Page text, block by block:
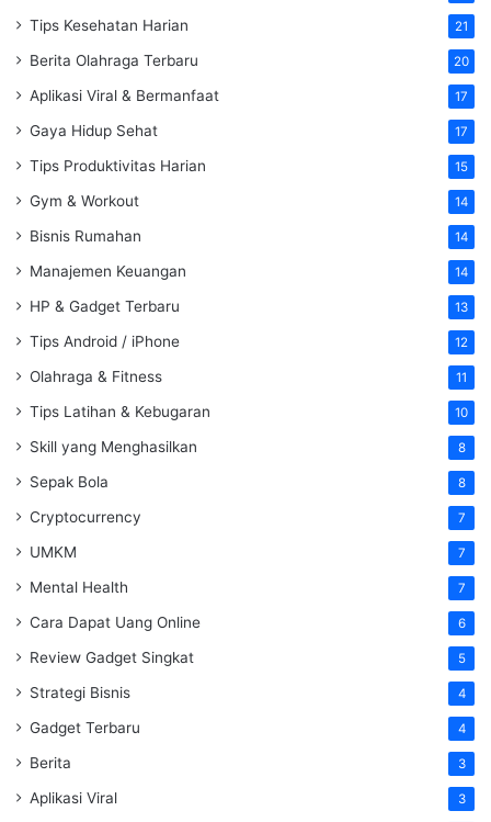
Tips Kesehatan Harian 21
Berita Olahraga Terbaru 20
Aplikasi Viral & Bermanfaat 17
Gaya Hidup Sehat 17
Tips Produktivitas Harian 15
Gym & Workout 14
Bisnis Rumahan 14
Manajemen Keuangan 14
HP & Gadget Terbaru 13
Tips Android / iPhone 12
Olahraga & Fitness 11
Tips Latihan & Kebugaran 10
Skill yang Menghasilkan 8
Sepak Bola 8
Cryptocurrency 7
UMKM 7
Mental Health 7
Cara Dapat Uang Online 6
Review Gadget Singkat 5
Strategi Bisnis 4
Gadget Terbaru 4
Berita 3
Aplikasi Viral 3